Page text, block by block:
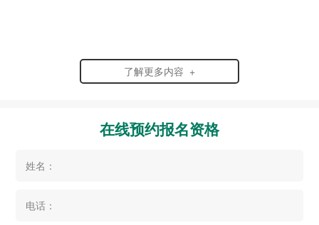
了解更多内容 +
在线预约报名资格
姓名：
电话：